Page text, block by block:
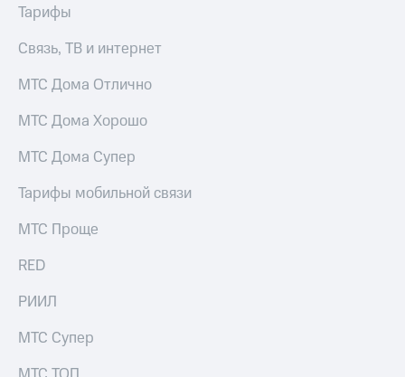
Тарифы
Связь, ТВ и интернет
МТС Дома Отлично
МТС Дома Хорошо
МТС Дома Супер
Тарифы мобильной связи
МТС Проще
RED
РИИЛ
МТС Супер